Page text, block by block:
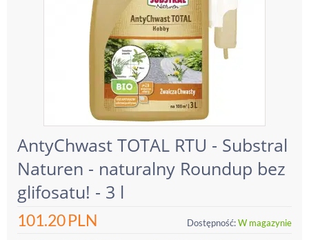
AntyChwast TOTAL RTU - Substral
Naturen - naturalny Roundup bez
glifosatu! - 3 l
101.20PLN Dostępność:W magazynie